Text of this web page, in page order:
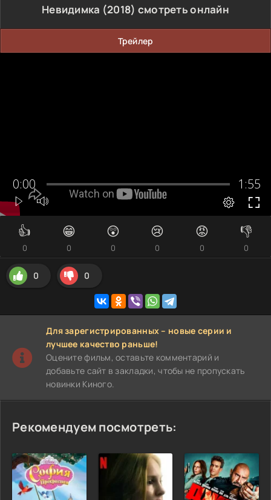
Невидимка (2018) смотреть онлайн
Трейлер
👍
0
😁
0
😲
0
😢
0
😡
0
👎
0
0 0
Для зарегистрированных – новые серии и
лучшее качество раньше!
Оцените фильм, оставьте комментарий и
добавьте сайт в закладки, чтобы не пропускать
новинки Киного.
Рекомендуем посмотреть: